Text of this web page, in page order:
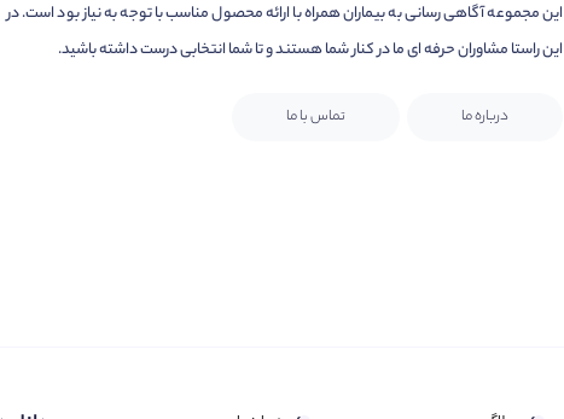
این مجموعه آگاهی رسانی به بیماران همراه با ارائه محصول مناسب با توجه به نیاز بود است. در
این راستا مشاوران حرفه ای ما در کنار شما هستند و تا شما انتخابی درست داشته باشید.
درباره ما تماس با ما